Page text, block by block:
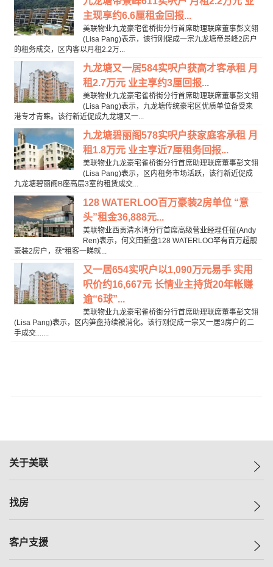
主现享约6.6厘租金回报...
美联物业九龙豪宅雀桥街分行首席助理联席董事彭文翎
(Lisa Pang)表示，该行刚促成一宗九龙塘帝景峰2房户
的租务成交，区内客以月租2.2万...
九龙塘又一居584实呎户获高才客承租 月
租2.7万元 业主享约3厘回报...
美联物业九龙豪宅雀桥街分行首席助理联席董事彭文翎
(Lisa Pang)表示，九龙塘传统豪宅区优质单位备受来
港专才青睐。该行新近促成九龙塘又一...
九龙塘碧丽阁578实呎户获家庭客承租 月
租1.8万元 业主享近7厘租务回报...
美联物业九龙豪宅雀桥街分行首席助理联席董事彭文翎
(Lisa Pang)表示，区内租务市场活跃，该行新近促成
九龙塘碧丽阁B座高层3室的租赁成交...
128 WATERLOO百万豪装2房单位 “意
头”租金36,888元...
美联物业西贡清水湾分行首席高级营业经理任征(Andy
Ren)表示，何文田新盘128 WATERLOO罕有百万超靓
豪装2房户，获“租客一睇就...
又一居654实呎户以1,090万元易手 实用
呎价约16,667元 长情业主持货20年帐赚
逾“6球”...
美联物业九龙豪宅雀桥街分行首席助理联席董事彭文翎
(Lisa Pang)表示，区内笋盘持续被消化。该行刚促成一宗又一居3房户的二
手成交.......
关于美联
美联集团
人才招募
找房
一手新房
客户支援